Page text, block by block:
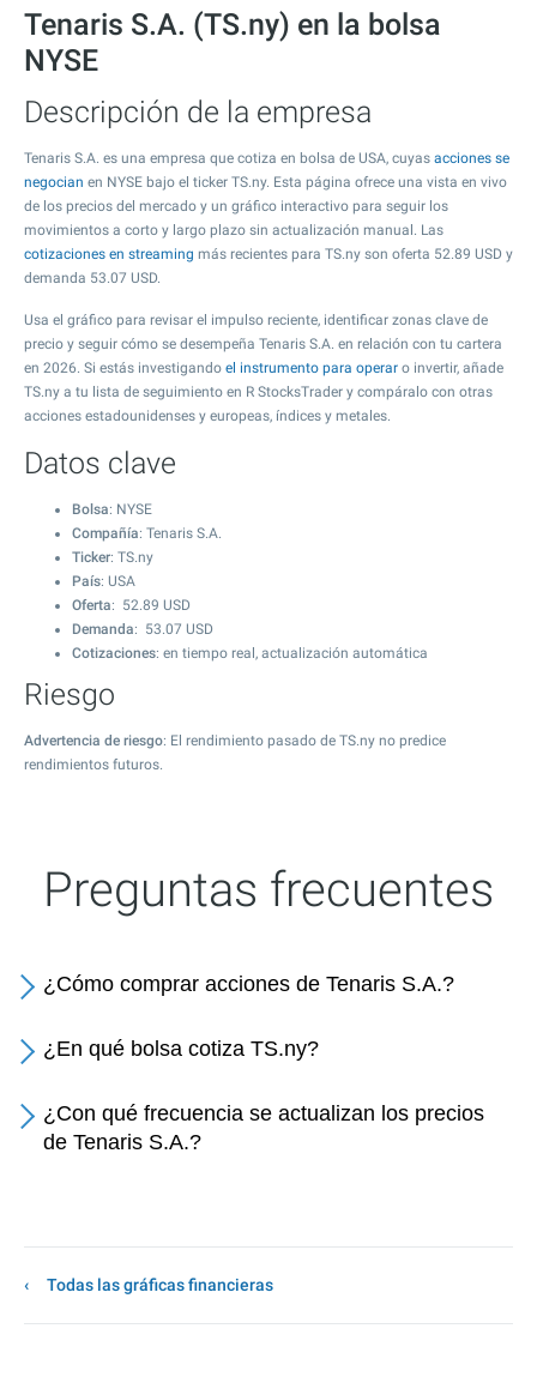
Tenaris S.A. (TS.ny) en la bolsa
NYSE
Descripción de la empresa
Tenaris S.A. es una empresa que cotiza en bolsa de USA, cuyas acciones se
negocian en NYSE bajo el ticker TS.ny. Esta página ofrece una vista en vivo
de los precios del mercado y un gráfico interactivo para seguir los
movimientos a corto y largo plazo sin actualización manual. Las
cotizaciones en streaming más recientes para TS.ny son oferta 52.89 USD y
demanda 53.07 USD.
Usa el gráfico para revisar el impulso reciente, identificar zonas clave de
precio y seguir cómo se desempeña Tenaris S.A. en relación con tu cartera
en 2026. Si estás investigando el instrumento para operar o invertir, añade
TS.ny a tu lista de seguimiento en R StocksTrader y compáralo con otras
acciones estadounidenses y europeas, índices y metales.
Datos clave
Bolsa: NYSE
Compañía: Tenaris S.A.
Ticker: TS.ny
País: USA
Oferta: 52.89 USD
Demanda: 53.07 USD
Cotizaciones: en tiempo real, actualización automática
Riesgo
Advertencia de riesgo: El rendimiento pasado de TS.ny no predice
rendimientos futuros.
Preguntas frecuentes
¿Cómo comprar acciones de Tenaris S.A.?
¿En qué bolsa cotiza TS.ny?
¿Con qué frecuencia se actualizan los precios
de Tenaris S.A.?
Todas las gráficas financieras